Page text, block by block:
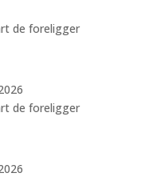
de foreligger
de foreligger